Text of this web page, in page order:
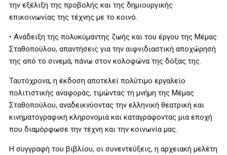
την εξέλιξη της προβολής και της δημιουργικής
επικοινωνίας της τέχνης με το κοινό.
• Ανάδειξη της πολυκύμαντης ζωής και του έργου της Μέμας
Σταθοπούλου, απαντήσεις για την αιφνιδιαστική αποχώρησή
της από το σινεμά, πάνω στον κολοφώνα της δόξας της.
Ταυτόχρονα, η έκδοση αποτελεί πολύτιμο εργαλείο
πολιτιστικής αναφοράς, τιμώντας τη μνήμη της Μέμας
Σταθοπούλου, αναδεικνύοντας την ελληνική θεατρική και
κινηματογραφική κληρονομιά και καταγράφοντας μια εποχή
που διαμόρφωσε την τέχνη και την κοινωνία μας.
Η συγγραφή του βιβλίου, οι συνεντεύξεις, η αρχειακή μελέτη